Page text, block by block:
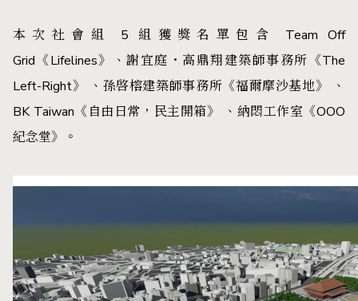
本次社會組 5 組獲獎名單包含 Team Off
Grid《Lifelines》、謝宜庭・高鼎翔建築師事務所《The
Left-Right》 、孫啓榕建築師事務所《福爾摩沙基地》 、
BK Taiwan《自由日常，民主開箱》 、納悶工作室《OOO
紀念堂》。